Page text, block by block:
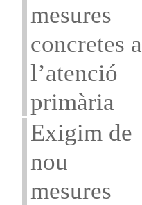
mesures
concretes a
l’atenció
primària
Exigim de
nou
mesures